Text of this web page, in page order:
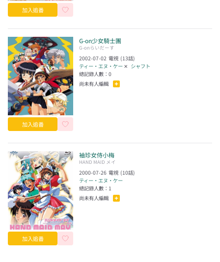
加入追番
加入追番
G-on少女騎士團
G-onらいだーす
2002-07-02 電視 (13話)
ティー・エヌ・ケー ✕ シャフト
總記錄人數：0
尚未有人編輯
加入追番
袖珍女侍小梅
HAND MAID メイ
2000-07-26 電視 (10話)
ティー・エヌ・ケー
總記錄人數： 1
尚未有人編輯